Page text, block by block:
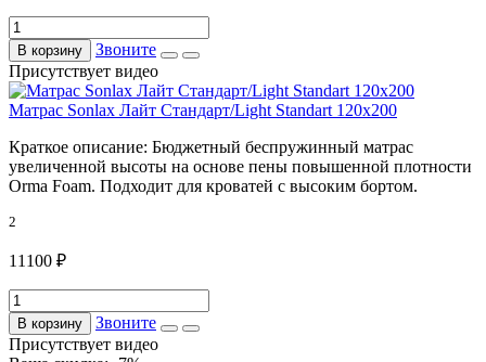
В корзину
Звоните
Присутствует видео
Матрас Sonlax Лайт Стандарт/Light Standart 120x200
Краткое описание: Бюджетный беспружинный матрас
увеличенной высоты на основе пены повышенной плотности
Orma Foam. Подходит для кроватей с высоким бортом.
2
11100 ₽
В корзину
Звоните
Присутствует видео